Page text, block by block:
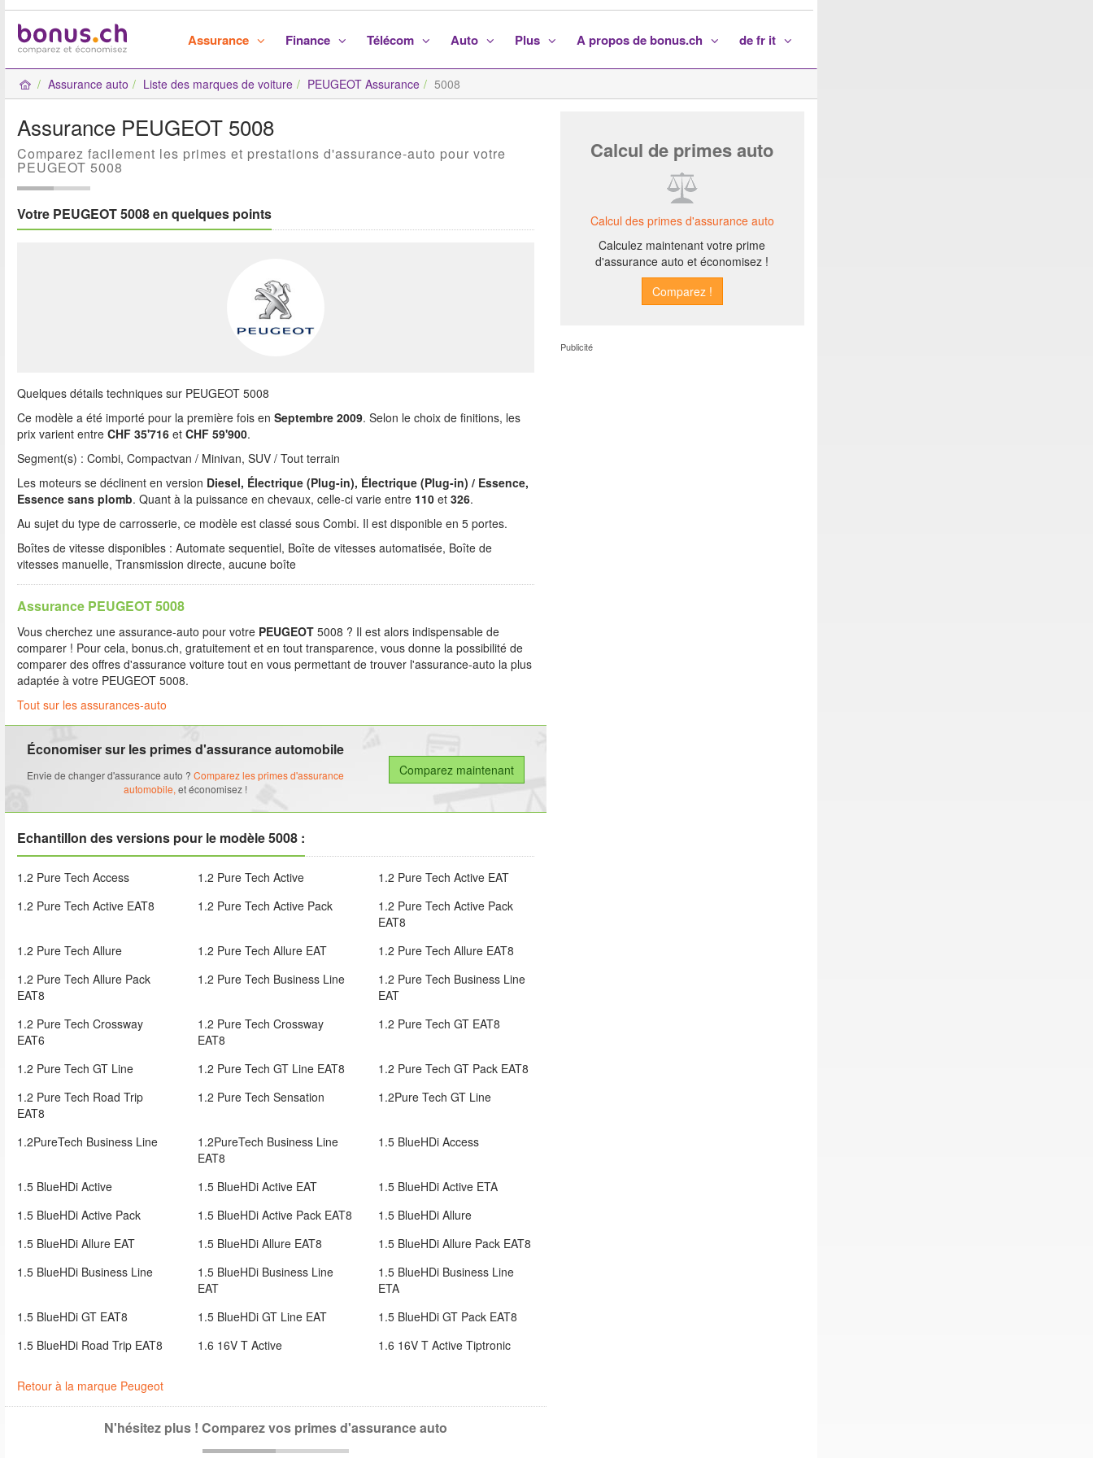
Assurance Finance Télécom Auto Plus A propos de bonus.ch de fr it
Assurance auto Liste des marques de voiture PEUGEOT Assurance 5008
Assurance PEUGEOT 5008
Comparez facilement les primes et prestations d'assurance-auto pour votre
PEUGEOT 5008
Votre PEUGEOT 5008 en quelques points
Quelques détails techniques sur PEUGEOT 5008
Ce modèle a été importé pour la première fois en Septembre 2009. Selon le choix de finitions, les
prix varient entre CHF 35'716 et CHF 59'900.
Segment(s) : Combi, Compactvan / Minivan, SUV / Tout terrain
Les moteurs se déclinent en version Diesel, Électrique (Plug-in), Électrique (Plug-in) / Essence,
Essence sans plomb. Quant à la puissance en chevaux, celle-ci varie entre 110 et 326.
Au sujet du type de carrosserie, ce modèle est classé sous Combi. Il est disponible en 5 portes.
Boîtes de vitesse disponibles : Automate sequentiel, Boîte de vitesses automatisée, Boîte de
vitesses manuelle, Transmission directe, aucune boîte
Assurance PEUGEOT 5008
Vous cherchez une assurance-auto pour votre PEUGEOT 5008 ? Il est alors indispensable de
comparer ! Pour cela, bonus.ch, gratuitement et en tout transparence, vous donne la possibilité de
comparer des offres d'assurance voiture tout en vous permettant de trouver l'assurance-auto la plus
adaptée à votre PEUGEOT 5008.
Tout sur les assurances-auto
Économiser sur les primes d'assurance automobile
Envie de changer d'assurance auto ? Comparez les primes d'assurance
automobile, et économisez !
Echantillon des versions pour le modèle 5008 :
1.2 Pure Tech Access 1.2 Pure Tech Active
1.2 Pure Tech Active EAT
1.2 Pure Tech Active EAT8
1.2 Pure Tech Active Pack
1.2 Pure Tech Active Pack
EAT8
1.2 Pure Tech Allure
1.2 Pure Tech Allure EAT
1.2 Pure Tech Allure EAT8
1.2 Pure Tech Allure Pack
EAT8
1.2 Pure Tech Business Line
1.2 Pure Tech Business Line
EAT
1.2 Pure Tech Crossway
EAT6
1.2 Pure Tech Crossway
EAT8
1.2 Pure Tech GT EAT8
1.2 Pure Tech GT Line 1.2 Pure Tech GT Line EAT8
1.2 Pure Tech GT Pack EAT8
1.2 Pure Tech Road Trip
EAT8
1.2 Pure Tech Sensation 1.2Pure Tech GT Line
1.2PureTech Business Line
1.2PureTech Business Line
EAT8
1.5 BlueHDi Access
1.5 BlueHDi Active 1.5 BlueHDi Active EAT
1.5 BlueHDi Active ETA
1.5 BlueHDi Active Pack
1.5 BlueHDi Active Pack EAT8
1.5 BlueHDi Allure
1.5 BlueHDi Allure EAT
1.5 BlueHDi Allure EAT8
1.5 BlueHDi Allure Pack EAT8
1.5 BlueHDi Business Line
1.5 BlueHDi Business Line
EAT
1.5 BlueHDi Business Line
ETA
1.5 BlueHDi GT EAT8
1.5 BlueHDi GT Line EAT
1.5 BlueHDi GT Pack EAT8
1.5 BlueHDi Road Trip EAT8
1.6 16V T Active 1.6 16V T Active Tiptronic
Retour à la marque Peugeot
N'hésitez plus ! Comparez vos primes d'assurance auto
Calcul de primes auto
Calcul des primes d'assurance auto
Calculez maintenant votre prime
d'assurance auto et économisez !
Publicité